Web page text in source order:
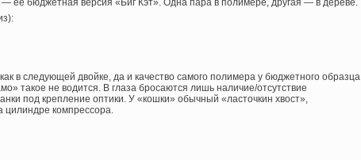
ее бюджетная версия «Биг Кэт». Одна пара в полимере, другая — в дереве.
в следующей двойке, да и качество самого полимера у бюджетного образца
такое не водится. В глаза бросаются лишь наличие/отсутствие
под крепление оптики. У «кошки» обычный «ласточкин хвост»,
цилиндре компрессора.